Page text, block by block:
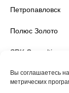
Вы соглашаетесь
метрических
Петропавловск
Полюс Золото
SRK Consulting
Wardell